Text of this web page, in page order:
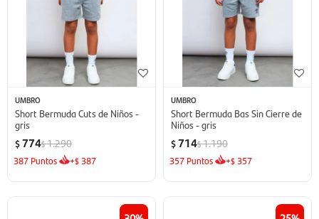
UMBRO
Short Bermuda Cuts de Niños -
gris
$774$1.290
387 Puntos +$ 387
UMBRO
Short Bermuda Bas Sin Cierre de
Niños - gris
$714$1.190
357 Puntos +$ 357